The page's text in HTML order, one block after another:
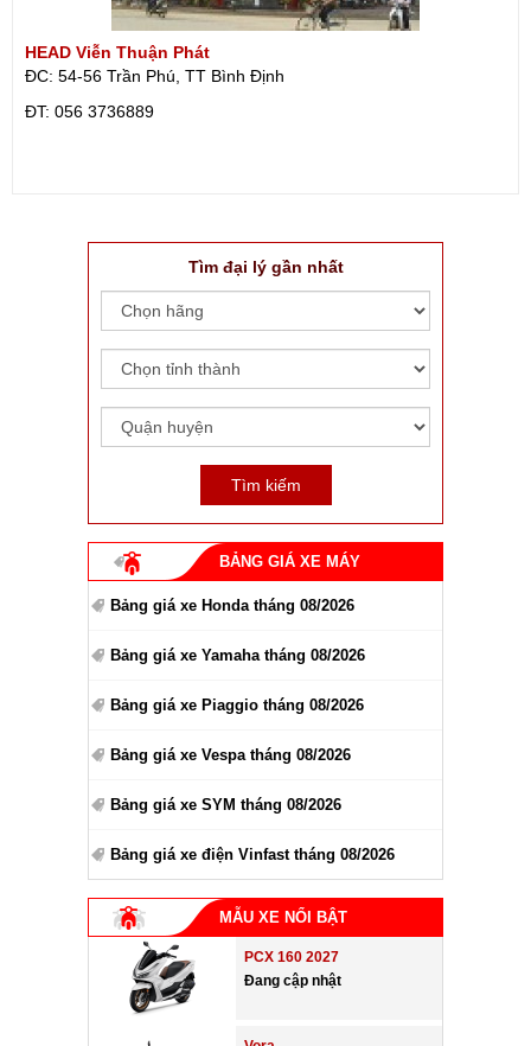
HEAD Viễn Thuận Phát
ĐC: 54-56 Trần Phú, TT Bình Định
ÐT: 056 3736889
Tìm đại lý gần nhất
BẢNG GIÁ XE MÁY
Bảng giá xe Honda tháng 08/2026
Bảng giá xe Yamaha tháng 08/2026
Bảng giá xe Piaggio tháng 08/2026
Bảng giá xe Vespa tháng 08/2026
Bảng giá xe SYM tháng 08/2026
Bảng giá xe điện Vinfast tháng 08/2026
MẪU XE NỔI BẬT
PCX 160 2027
Đang cập nhật